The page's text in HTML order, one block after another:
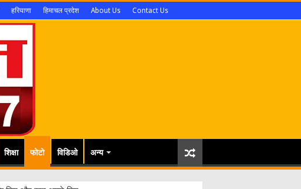
हरियाणा हिमाचल प्रदेश About Us Contact Us
शिक्षा फोटो विडिओ अन्य